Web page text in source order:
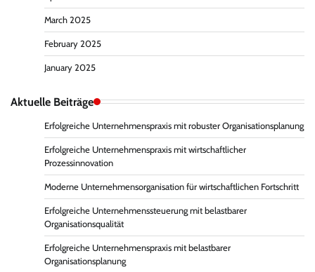
March 2025
February 2025
January 2025
Aktuelle Beiträge
Erfolgreiche Unternehmenspraxis mit robuster Organisationsplanung
Erfolgreiche Unternehmenspraxis mit wirtschaftlicher
Prozessinnovation
Moderne Unternehmensorganisation für wirtschaftlichen Fortschritt
Erfolgreiche Unternehmenssteuerung mit belastbarer
Organisationsqualität
Erfolgreiche Unternehmenspraxis mit belastbarer
Organisationsplanung